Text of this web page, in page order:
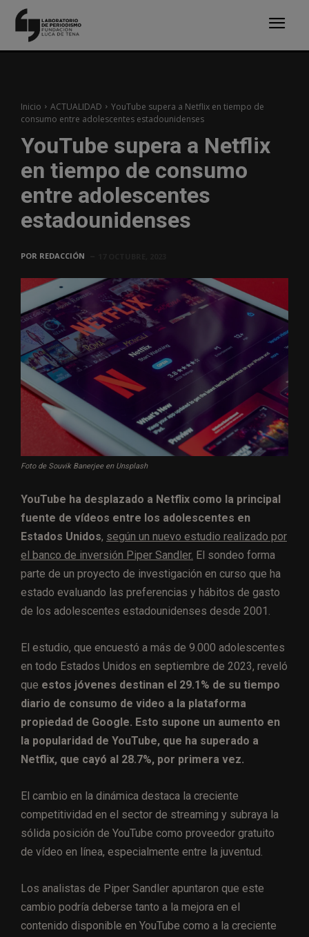
Inicio ACTUALIDAD
YouTube supera a Netflix en tiempo de
consumo entre adolescentes estadounidenses
YouTube supera a Netflix
en tiempo de consumo
entre adolescentes
estadounidenses
POR REDACCIÓN
Foto de Souvik Banerjee en Unsplash
YouTube ha desplazado a Netflix como la principal
fuente de vídeos entre los adolescentes en
Estados Unidos, según un nuevo estudio realizado por
el banco de inversión Piper Sandler. El sondeo forma
parte de un proyecto de investigación en curso que ha
estado evaluando las preferencias y hábitos de gasto
de los adolescentes estadounidenses desde 2001.
El estudio, que encuestó a más de 9.000 adolescentes
en todo Estados Unidos en septiembre de 2023, reveló
que estos jóvenes destinan el 29.1% de su tiempo
diario de consumo de video a la plataforma
propiedad de Google. Esto supone un aumento en
la popularidad de YouTube, que ha superado a
Netflix, que cayó al 28.7%, por primera vez.
El cambio en la dinámica destaca la creciente
competitividad en el sector de streaming y subraya la
sólida posición de YouTube como proveedor gratuito
de vídeo en línea, especialmente entre la juventud.
Los analistas de Piper Sandler apuntaron que este
cambio podría deberse tanto a la mejora en el
contenido disponible en YouTube como a la creciente